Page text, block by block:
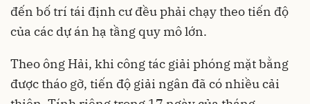
đến bố trí tái định cư đều phải chạy theo tiến độ
của các dự án hạ tầng quy mô lớn.
Theo ông Hải, khi công tác giải phóng mặt bằng
được tháo gỡ, tiến độ giải ngân đã có nhiều cải